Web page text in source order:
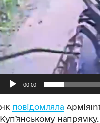
00:00
Як повідомляла
Купʼянському напрямку.